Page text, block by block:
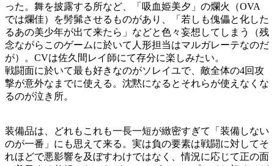
った。舞を披露する所など、「吸血姫美夕」の爛火（OVA
では爛佳）を髣髴させるものがあり、「若しも傀儡と化した
るあの美少年が出て来たら」などと色々妄想してしまう（残
念ながらこのゲームに於いて人形担当はマルガレーテなのだ
が）。CVは佐久間レイ師にて存分に楽しみたい。
戦闘面に於いて最も好きなのがソレイユで、敵全体の4回攻
撃が意外なまでに使える。沈黙になるとそれらが使えなくな
るのが泣き所。
装備品は、どれもこれも一長一短が緻密すぎて「装備しない
のが一番」にも思えて来る。実は負の要素は戦闘に対してそ
れほどで悪影響を及ぼすわけではなく、情況に応じて正の面